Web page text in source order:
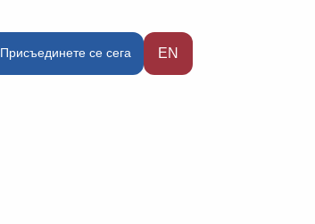
Присъединете се сега EN